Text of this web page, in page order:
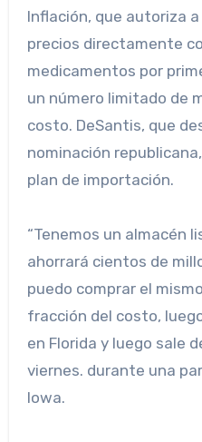
Inflación, que autoriza
precios directamente
medicamentos por
un número limitado de
costo. DeSantis, que
nominación
plan de importación.
“Tenemos un almacén
ahorrará cientos de
puedo comprar el
fracción del costo,
en Florida y luego sale
viernes. durante una
Iowa.